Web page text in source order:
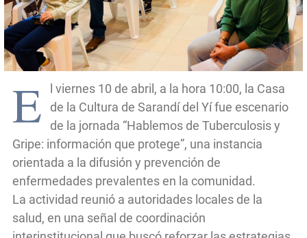
E
l viernes 10 de abril, a la hora 10:00, la Casa
de la Cultura de Sarandí del Yí fue escenario
de la jornada “Hablemos de Tuberculosis y
Gripe: información que protege”, una instancia
orientada a la difusión y prevención de
enfermedades prevalentes en la comunidad.
La actividad reunió a autoridades locales de la
salud, en una señal de coordinación